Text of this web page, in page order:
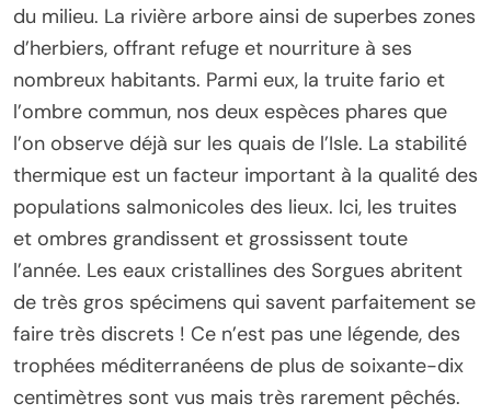
du milieu. La rivière arbore ainsi de superbes zones
d’herbiers, offrant refuge et nourriture à ses
nombreux habitants. Parmi eux, la truite fario et
l’ombre commun, nos deux espèces phares que
l’on observe déjà sur les quais de l’Isle. La stabilité
thermique est un facteur important à la qualité des
populations salmonicoles des lieux. Ici, les truites
et ombres grandissent et grossissent toute
l’année. Les eaux cristallines des Sorgues abritent
de très gros spécimens qui savent parfaitement se
faire très discrets ! Ce n’est pas une légende, des
trophées méditerranéens de plus de soixante-dix
centimètres sont vus mais très rarement pêchés.